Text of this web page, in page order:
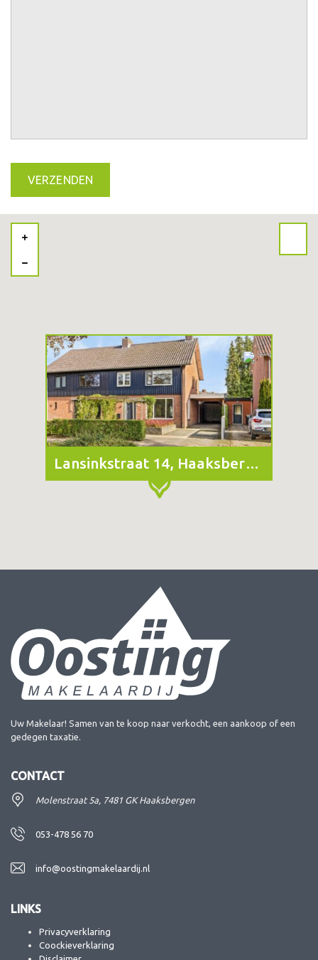
Lansinkstraat 14, Haaksbergen
Uw Makelaar! Samen van te koop naar verkocht, een aankoop of een
gedegen taxatie.
CONTACT
Molenstraat 5a, 7481 GK Haaksbergen
053-478 56 70
info@oostingmakelaardij.nl
LINKS
Privacyverklaring
Coockieverklaring